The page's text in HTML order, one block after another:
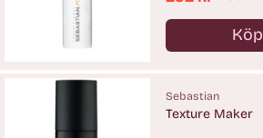
Köp
Antal
Sebastian
Texture Maker